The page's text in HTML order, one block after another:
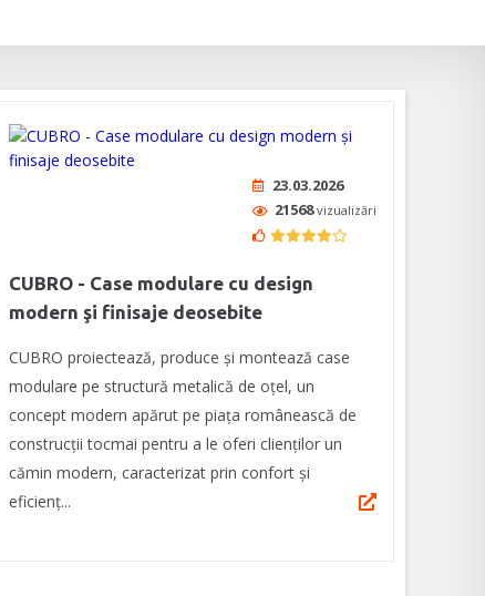
23.03.2026
21568vizualizări
CUBRO - Case modulare cu design
modern şi finisaje deosebite
CUBRO proiectează, produce și montează case
modulare pe structură metalică de oţel, un
concept modern apărut pe piața românească de
construcții tocmai pentru a le oferi clienților un
cămin modern, caracterizat prin confort şi
eficienţ...